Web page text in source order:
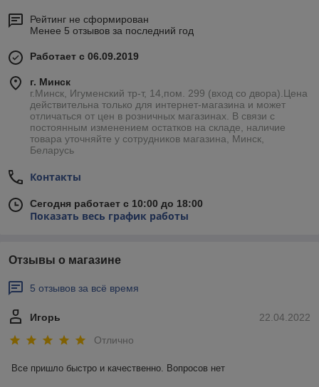
Рейтинг не сформирован
Менее 5 отзывов за последний год
Работает с 06.09.2019
г. Минск
г.Минск, Игуменский тр-т, 14,пом. 299 (вход со двора).Цена
действительна только для интернет-магазина и может
отличаться от цен в розничных магазинах. В связи с
постоянным изменением остатков на складе, наличие
товара уточняйте у сотрудников магазина, Минск,
Беларусь
Контакты
Сегодня работает с 10:00 до 18:00
Показать весь график работы
Отзывы о магазине
5 отзывов за всё время
22.04.2022
Игорь
Отлично
Все пришло быстро и качественно. Вопросов нет